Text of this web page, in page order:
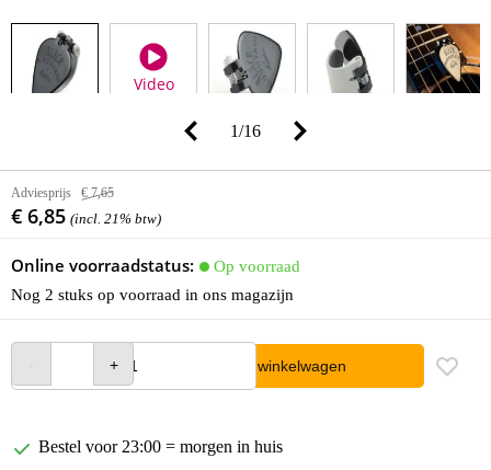
Video
1/16
Adviesprijs € 7,65
€ 6,85 (incl. 21% btw)
Online voorraadstatus:
Op voorraad
Nog 2 stuks op voorraad in ons magazijn
In winkelwagen
Bestel voor 23:00 = morgen in huis